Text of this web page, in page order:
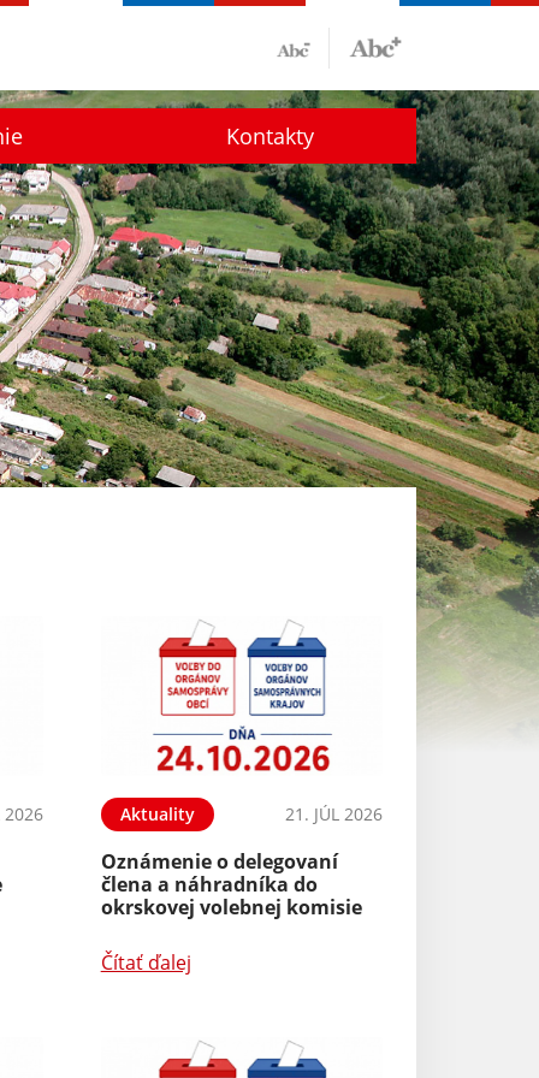
Kontakty
2026 Aktuality 21. JÚL 2026
Oznámenie o delegovaní
člena a náhradníka do
okrskovej volebnej komisie
Čítať ďalej